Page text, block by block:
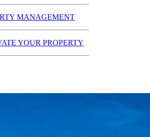
MANAGEMENT
YOUR PROPERTY